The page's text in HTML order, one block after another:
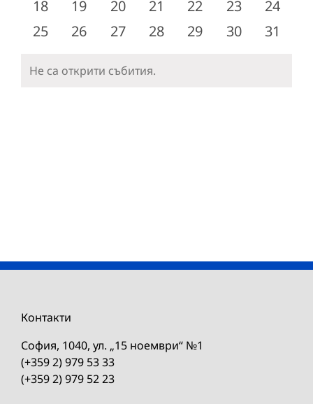
0
събития
18
0
събития
19
0
събития
20
0
събития
21
0
събития
22
0
събития
23
0
24
0
25
0
26
0
27
0
28
0
29
0
30
0
31
Notice
Не са открити събития.
Контакти
София, 1040, ул. „15 ноември“ №1
(+359 2) 979 53 33
(+359 2) 979 52 23